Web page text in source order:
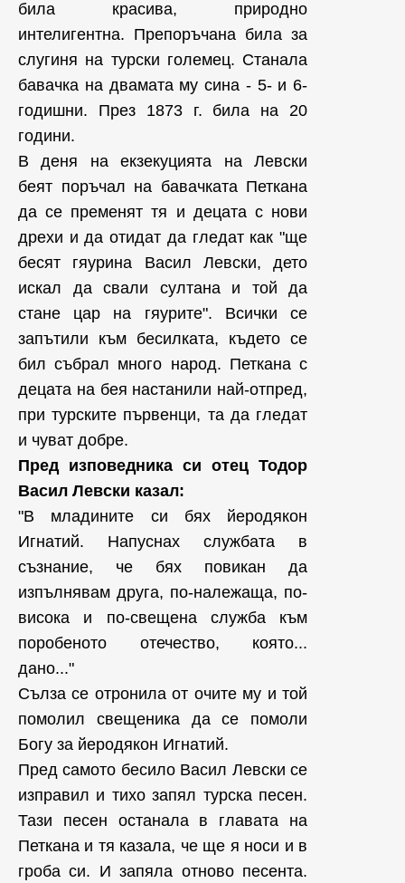
била красива, природно
интелигентна. Препоръчана била за
слугиня на турски големец. Станала
бавачка на двамата му сина - 5- и 6-
годишни. През 1873 г. била на 20
години.
В деня на екзекуцията на Левски
беят поръчал на бавачката Петкана
да се пременят тя и децата с нови
дрехи и да отидат да гледат как "ще
бесят гяурина Васил Левски, дето
искал да свали султана и той да
стане цар на гяурите". Всички се
запътили към бесилката, където се
бил събрал много народ. Петкана с
децата на бея настанили най-отпред,
при турските първенци, та да гледат
и чуват добре.
Пред изповедника си отец Тодор
Васил Левски казал:
"В младините си бях йеродякон
Игнатий. Напуснах службата в
съзнание, че бях повикан да
изпълнявам друга, по-належаща, по-
висока и по-свещена служба към
поробеното отечество, която...
дано..."
Сълза се отронила от очите му и той
помолил свещеника да се помоли
Богу за йеродякон Игнатий.
Пред самото бесило Васил Левски се
изправил и тихо запял турска песен.
Тази песен останала в главата на
Петкана и тя казала, че ще я носи и в
гроба си. И запяла отново песента.